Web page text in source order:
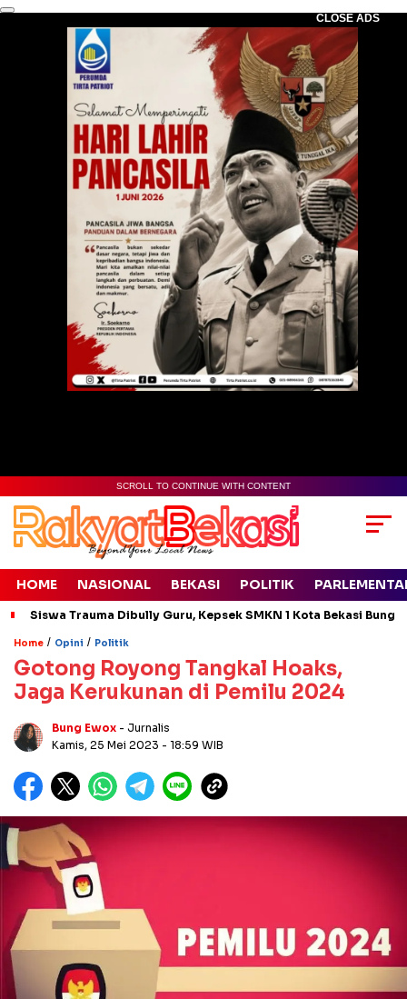
CLOSE ADS
SCROLL TO CONTINUE WITH CONTENT
HOME NASIONAL BEKASI POLITIK
Siswa Trauma Dibully Guru, Kepsek SMKN 1 Kota Bekasi
Home / Opini / Politik
Gotong Royong Tangkal Hoaks,
Jaga Kerukunan di Pemilu 2024
Bung Ewox - Jurnalis
Kamis, 25 Mei 2023 - 18:59 WIB